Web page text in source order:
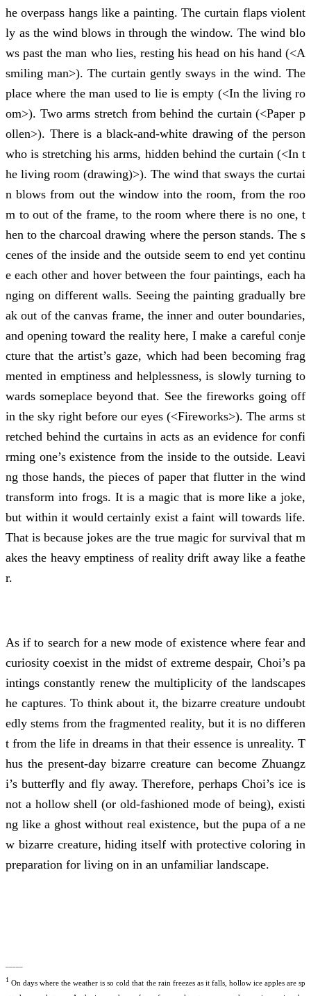
he overpass hangs like a painting. The curtain flaps violent
ly as the wind blows in through the window. The wind blo
ws past the man who lies, resting his head on his hand (<A
smiling man>). The curtain gently sways in the wind. The
place where the man used to lie is empty (<In the living ro
om>). Two arms stretch from behind the curtain (<Paper p
ollen>). There is a black-and-white drawing of the person
who is stretching his arms, hidden behind the curtain (<In t
he living room (drawing)>). The wind that sways the curtai
n blows from out the window into the room, from the roo
m to out of the frame, to the room where there is no one, t
hen to the charcoal drawing where the person stands. The s
cenes of the inside and the outside seem to end yet continu
e each other and hover between the four paintings, each ha
nging on different walls. Seeing the painting gradually bre
ak out of the canvas frame, the inner and outer boundaries,
and opening toward the reality here, I make a careful conje
cture that the artist’s gaze, which had been becoming frag
mented in emptiness and helplessness, is slowly turning to
wards someplace beyond that. See the fireworks going off
in the sky right before our eyes (<Fireworks>). The arms st
retched behind the curtains in acts as an evidence for confi
rming one’s existence from the inside to the outside. Leavi
ng those hands, the pieces of paper that flutter in the wind
transform into frogs. It is a magic that is more like a joke,
but within it would certainly exist a faint will towards life.
That is because jokes are the true magic for survival that m
akes the heavy emptiness of reality drift away like a feathe
r.
As if to search for a new mode of existence where fear and
curiosity coexist in the midst of extreme despair, Choi’s pa
intings constantly renew the multiplicity of the landscapes
he captures. To think about it, the bizarre creature undoubt
edly stems from the fragmented reality, but it is no differen
t from the life in dreams in that their essence is unreality. T
hus the present-day bizarre creature can become Zhuangz
i’s butterfly and fly away. Therefore, perhaps Choi’s ice is
not a hollow shell (or old-fashioned mode of being), existi
ng like a ghost without real existence, but the pupa of a ne
w bizarre creature, hiding itself with protective coloring in
preparation for living on in an unfamiliar landscape.
1 On days where the weather is so cold that the rain freezes as it falls, hollow ice apples are sp